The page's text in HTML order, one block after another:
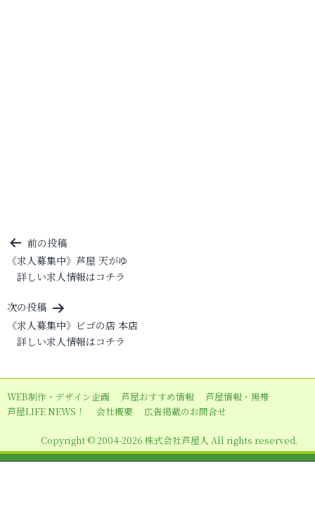
投
稿
ナ
ビ
ゲ
ー
シ
ョ
ン
前の投稿
《求人募集中》芦屋 天がゆ
詳しい求人情報はコチラ
次の投稿
《求人募集中》ビゴの店 本店
詳しい求人情報はコチラ
WEB制作・デザイン企画 芦屋おすすめ情報
芦屋情報・黒帯
芦屋LIFE NEWS！
会社概要 広告掲載のお問合せ
Copyright © 2004-2026 株式会社芦屋人 All rights reserved.